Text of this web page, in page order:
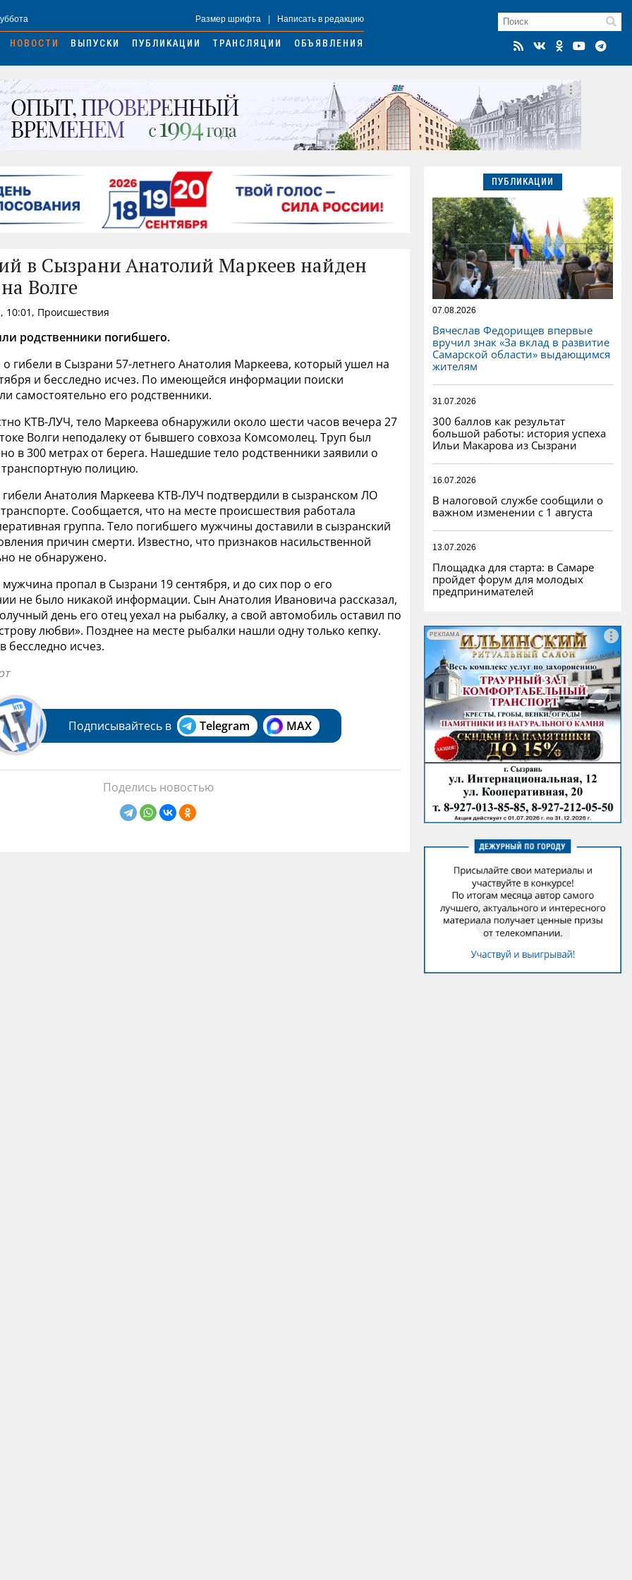
Размер шрифта Написать в редакцию
НОВОСТИ ВЫПУСКИ ПУБЛИКАЦИИ ТРАНСЛЯЦИИ ОБЪЯВЛЕНИЯ
в Сызрани Анатолий Маркеев найден
Волге
10:01, Происшествия
родственники погибшего.
о гибели в Сызрани 57-летнего Анатолия Маркеева, который ушел на
и бесследно исчез. По имеющейся информации поиски
самостоятельно его родственники.
КТВ-ЛУЧ, тело Маркеева обнаружили около шести часов вечера 27
Волги неподалеку от бывшего совхоза Комсомолец. Труп был
в 300 метрах от берега. Нашедшие тело родственники заявили о
полицию.
Анатолия Маркеева КТВ-ЛУЧ подтвердили в сызранском ЛО
Сообщается, что на месте происшествия работала
группа. Тело погибшего мужчины доставили в сызранский
причин смерти. Известно, что признаков насильственной
не обнаружено.
пропал в Сызрани 19 сентября, и до сих пор о его
не было никакой информации. Сын Анатолия Ивановича рассказал,
день его отец уехал на рыбалку, а свой автомобиль оставил по
любви». Позднее на месте рыбалки нашли одну только кепку.
исчез.
Подписывайтесь в Telegram MAX
Поделись новостью
ПУБЛИКАЦИИ
07.08.2026
Вячеслав Федорищев впервые
вручил знак «За вклад в развитие
Самарской области» выдающимся
жителям
31.07.2026
300 баллов как результат
большой работы: история успеха
Ильи Макарова из Сызрани
16.07.2026
В налоговой службе сообщили о
важном изменении с 1 августа
13.07.2026
Площадка для старта: в Самаре
пройдет форум для молодых
предпринимателей
РЕКЛАМА